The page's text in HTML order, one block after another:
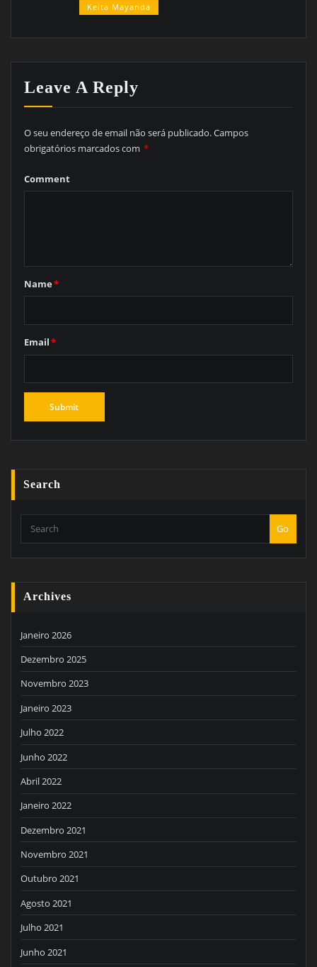
Keita Mayanda
Leave A Reply
O seu endereço de email não será publicado.Campos
obrigatórios marcados com *
Comment
Name*
Email*
Search
Go
Archives
Janeiro 2026
Dezembro 2025
Novembro 2023
Janeiro 2023
Julho 2022
Junho 2022
Abril 2022
Janeiro 2022
Dezembro 2021
Novembro 2021
Outubro 2021
Agosto 2021
Julho 2021
Junho 2021